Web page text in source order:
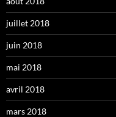
juillet 2018
juin 2018
mai 2018
avril 2018
mars 2018